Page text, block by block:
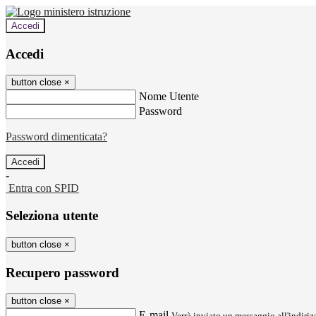
Accedi
Accedi
button close ×
Nome Utente
Password
Password dimenticata?
-
Entra con SPID
Seleziona utente
button close ×
Recupero password
button close ×